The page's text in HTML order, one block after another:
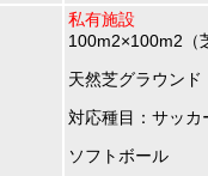
私有施設
100m2×100m2（
天然芝グラウン
対応種目：サッカ
ソフトボール